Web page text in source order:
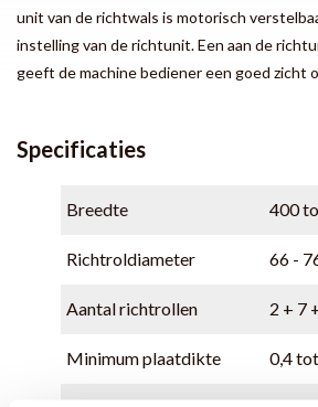
unit van de richtwals is motorisch
instelling van de richtunit. Een aan de
geeft de machine bediener een goed zicht
Specificaties
Breedte 400
Richtroldiameter 66 -
Aantal richtrollen 2 + 7
Minimum plaatdikte 0,4